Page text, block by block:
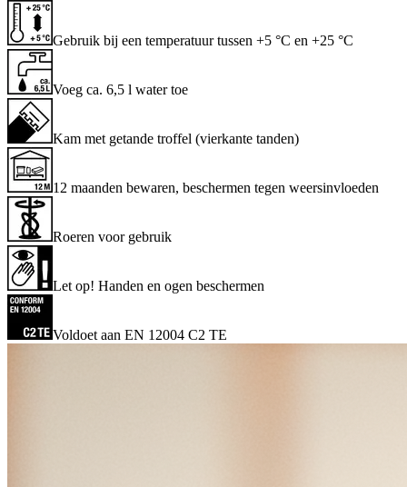
Gebruik bij een temperatuur tussen +5 °C en +25 °C
Voeg ca. 6,5 l water toe
Kam met getande troffel (vierkante tanden)
12 maanden bewaren, beschermen tegen weersinvloeden
Roeren voor gebruik
Let op! Handen en ogen beschermen
Voldoet aan EN 12004 C2 TE